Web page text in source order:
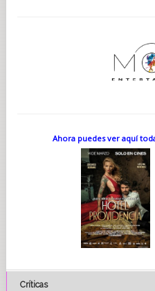
Ahora puedes ver aquí
Críticas